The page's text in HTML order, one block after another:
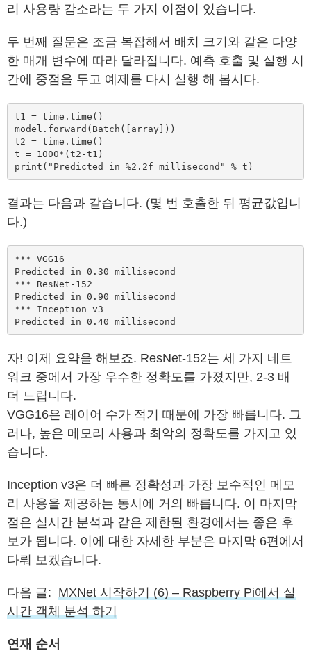
리 사용량 감소라는 두 가지 이점이 있습니다.
두 번째 질문은 조금 복잡해서 배치 크기와 같은 다양
한 매개 변수에 따라 달라집니다. 예측 호출 및 실행 시
간에 중점을 두고 예제를 다시 실행 해 봅시다.
t1 = time.time()
model.forward(Batch([array]))
t2 = time.time()
t = 1000*(t2-t1)
print("Predicted in %2.2f millisecond" % t)
결과는 다음과 같습니다. (몇 번 호출한 뒤 평균값입니
다.)
*** VGG16
Predicted in 0.30 millisecond
*** ResNet-152
Predicted in 0.90 millisecond
*** Inception v3
Predicted in 0.40 millisecond
자! 이제 요약을 해보죠. ResNet-152는 세 가지 네트
워크 중에서 가장 우수한 정확도를 가졌지만, 2-3 배
더 느립니다.
VGG16은 레이어 수가 적기 때문에 가장 빠릅니다. 그
러나, 높은 메모리 사용과 최악의 정확도를 가지고 있
습니다.
Inception v3은 더 빠른 정확성과 가장 보수적인 메모
리 사용을 제공하는 동시에 거의 빠릅니다. 이 마지막
점은 실시간 분석과 같은 제한된 환경에서는 좋은 후
보가 됩니다. 이에 대한 자세한 부분은 마지막 6편에서
다뤄 보겠습니다.
다음 글: MXNet 시작하기 (6) – Raspberry Pi에서 실
시간 객체 분석 하기
연재 순서